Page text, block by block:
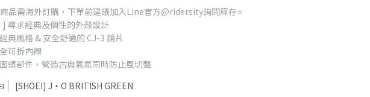
商品需海外訂購，下單前建議加入Line官方@ridersity詢問庫存⭐️
] 尋求經典及個性的外殼設計
典風格 & 安全舒適的 CJ-3 鏡片
可拆內襯
頰部件，營造古典氣氛同時防止風切聲
[SHOEI] J・O BRITISH GREEN